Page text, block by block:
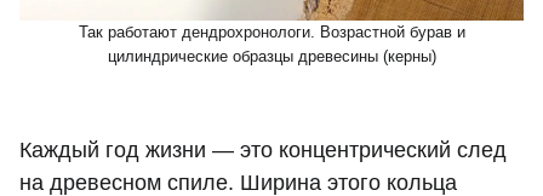
Так работают дендрохронологи. Возрастной бурав и
цилиндрические образцы древесины (керны)
Каждый год жизни — это концентрический след
на древесном спиле. Ширина этого кольца